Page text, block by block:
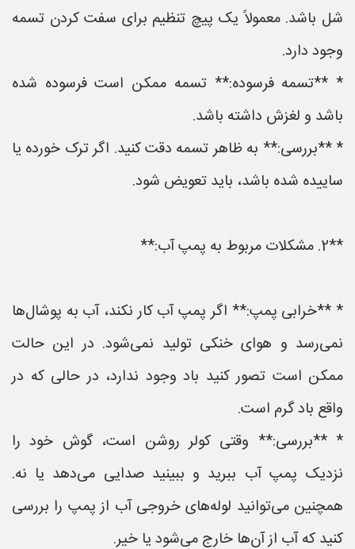
شل باشد. معمولاً یک پیچ تنظیم برای سفت کردن تسمه
وجود دارد.
* **تسمه فرسوده:** تسمه ممکن است فرسوده شده
باشد و لغزش داشته باشد.
* **بررسی:** به ظاهر تسمه دقت کنید. اگر ترک خورده یا
ساییده شده باشد، باید تعویض شود.
**2. مشکلات مربوط به پمپ آب:**
* **خرابی پمپ:** اگر پمپ آب کار نکند، آب به پوشال‌ها
نمی‌رسد و هوای خنکی تولید نمی‌شود. در این حالت
ممکن است تصور کنید باد وجود ندارد، در حالی که در
واقع باد گرم است.
* **بررسی:** وقتی کولر روشن است، گوش خود را
نزدیک پمپ آب ببرید و ببینید صدایی می‌دهد یا نه.
همچنین می‌توانید لوله‌های خروجی آب از پمپ را بررسی
کنید که آب از آن‌ها خارج می‌شود یا خیر.